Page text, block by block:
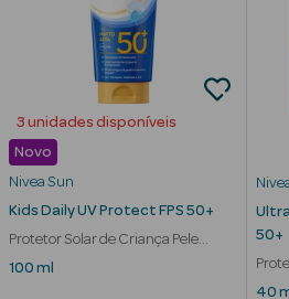
Ver Tudo
Estética
Vouchers
Oferta Estética
3 unidades disponíveis
Novo
Nivea Sun
Kids Daily UV Protect FPS 50+
Protetor Solar de Criança Pele
Sensível
100 ml
50+
40